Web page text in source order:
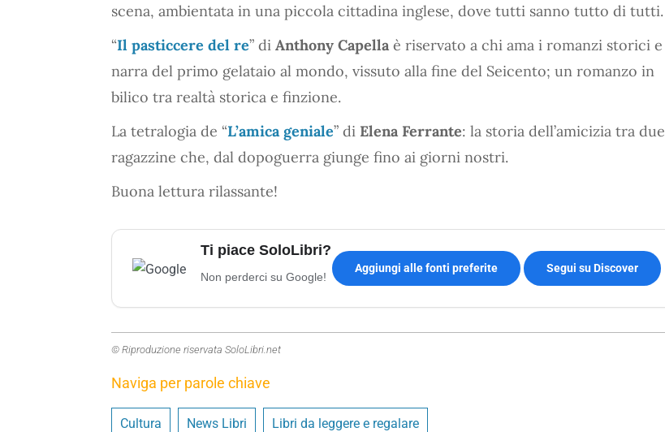
scena, ambientata in una piccola cittadina inglese, dove tutti sanno tutto di tutti.
“Il pasticcere del re” di Anthony Capella è riservato a chi ama i romanzi storici e
narra del primo gelataio al mondo, vissuto alla fine del Seicento; un romanzo in
bilico tra realtà storica e finzione.
La tetralogia de “L’amica geniale” di Elena Ferrante: la storia dell’amicizia tra due
ragazzine che, dal dopoguerra giunge fino ai giorni nostri.
Buona lettura rilassante!
Ti piace SoloLibri?
Non perderci su Google!
Aggiungi alle fonti preferite Segui su Discover
© Riproduzione riservata SoloLibri.net
Naviga per parole chiave
Cultura News Libri Libri da leggere e regalare